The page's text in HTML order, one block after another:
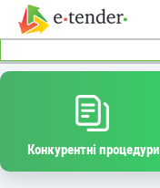
Конкурентні процедури